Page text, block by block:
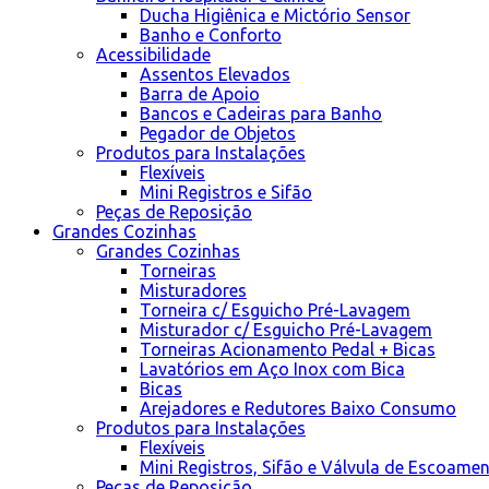
Ducha Higiênica e Mictório Sensor
Banho e Conforto
Acessibilidade
Assentos Elevados
Barra de Apoio
Bancos e Cadeiras para Banho
Pegador de Objetos
Produtos para Instalações
Flexíveis
Mini Registros e Sifão
Peças de Reposição
Grandes Cozinhas
Grandes Cozinhas
Torneiras
Misturadores
Torneira c/ Esguicho Pré-Lavagem
Misturador c/ Esguicho Pré-Lavagem
Torneiras Acionamento Pedal + Bicas
Lavatórios em Aço Inox com Bica
Bicas
Arejadores e Redutores Baixo Consumo
Produtos para Instalações
Flexíveis
Mini Registros, Sifão e Válvula de